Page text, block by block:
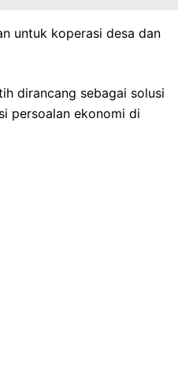
untuk koperasi desa dan
dirancang sebagai solusi
persoalan ekonomi di